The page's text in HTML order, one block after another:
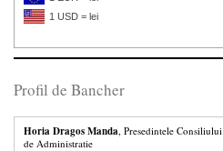
1 USD = lei
Profil de Bancher
Horia Dragos Manda, Presedintele Consiliului
de Administratie